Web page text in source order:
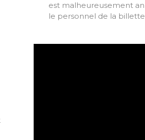
est malheureusement
le personnel de la